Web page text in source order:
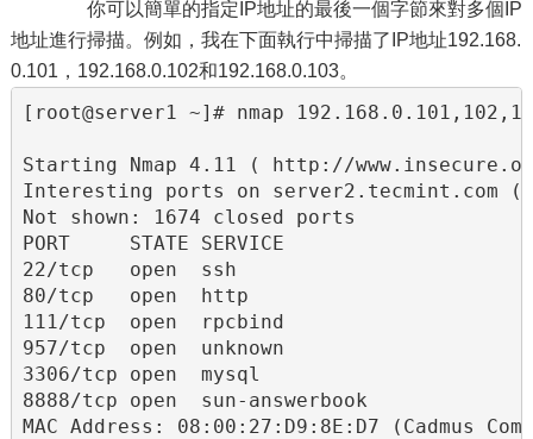
你可以簡單的指定IP地址的最後一個字節來對多個IP
地址進行掃描。例如，我在下面執行中掃描了IP地址192.168.
0.101，192.168.0.102和192.168.0.103。
[root@server1 ~]# nmap
Starting Nmap 4.11 ( http://
Interesting ports on server2.tecmint.com
Not shown: 1674 closed ports
PORT     STATE SERVICE
22/tcp   open  ssh
80/tcp   open  http
111/tcp  open  rpcbind
957/tcp  open  unknown
3306/tcp open  mysql
8888/tcp open  sun-answerbook
MAC Address: 08:00:27:D9:8E:D7 (Cadmus